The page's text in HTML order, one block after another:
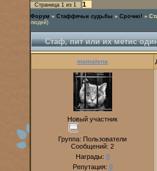
Страница 1 из 1 1
Форум » Стаффячьи судьбы » Срочно! »
людей)
Стаф, пит или их метис
mamalena
Новый участник
Группа: Пользователи
Сообщений: 2
Награды: 0
Репутация: 0